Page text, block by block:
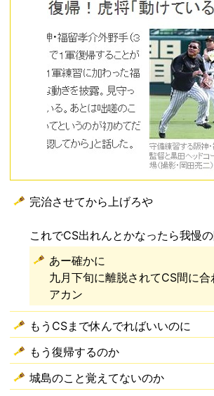
完治させてから上げろや
これでCS出れんとかなったら我慢
あー確かに
九月下旬に離脱されてCS間に
アカン
もうCSまで休んでればいいのに
もう復帰するのか
城島のこと覚えてないのか